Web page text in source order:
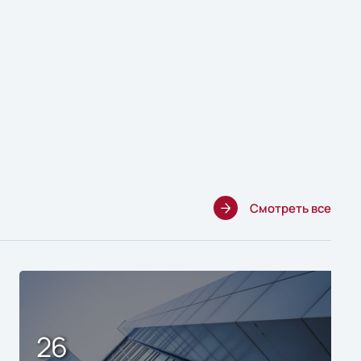
Смотреть все
26